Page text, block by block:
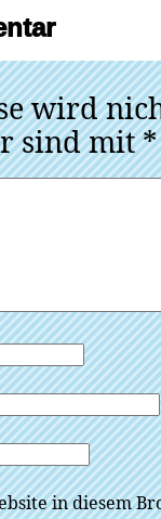
wird
sind mit*
in diesem